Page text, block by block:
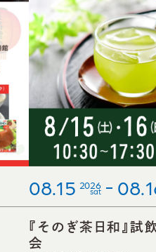
08.15 2026
sat
『そのぎ茶日和』試